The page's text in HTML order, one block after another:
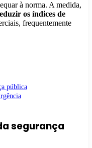
à norma. A medida,
os índices de
frequentemente
pública
segurança